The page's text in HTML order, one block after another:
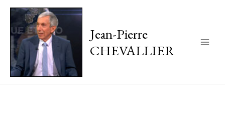
Jean-Pierre
CHEVALLIER